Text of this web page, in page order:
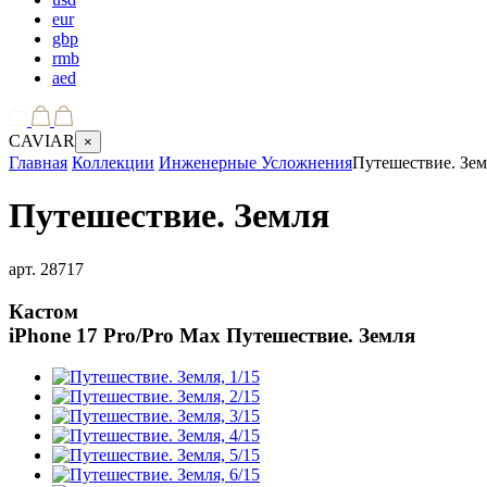
eur
gbp
rmb
aed
CAVIAR ×
Главная Коллекции Инженерные УсложненияПутешествие.
Путешествие. Земля
арт. 28717
Кастом
iPhone 17 Pro/Pro Max Путешествие. Земля